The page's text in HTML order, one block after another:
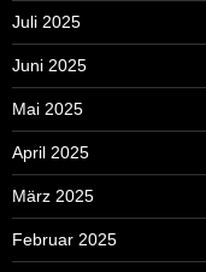
Juli 2025
Juni 2025
Mai 2025
April 2025
März 2025
Februar 2025